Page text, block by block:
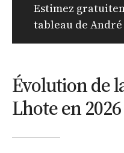
Estimez
tableau de
Évolution de
Lhote en 2026